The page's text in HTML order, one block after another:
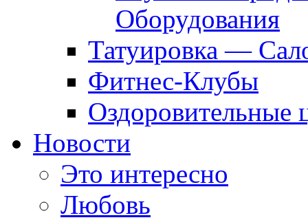
Оборудования
Татуировка —
Фитнес-Клубы
Оздоровительные
Новости
Это интересно
Любовь